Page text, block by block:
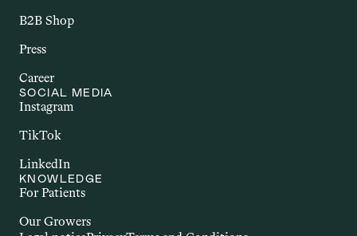
Multiple Sklerose, Rheumatoide
einher. Im Zusammenhang mit Cannabis
das Immunsystem und entzündliche
Prozesse haben könnten.
B2B Shop
Press
Career
SOCIAL MEDIA
Instagram
TikTok
LinkedIn
KNOWLEDGE
For Patients
Our Growers